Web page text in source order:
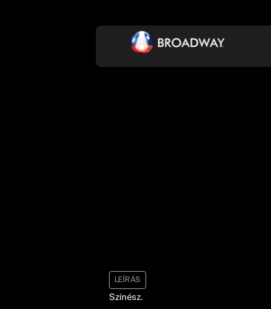
LEÍRÁS
Színész.